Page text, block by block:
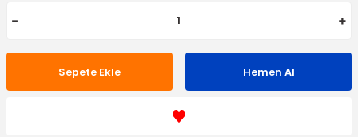
Sepete Ekle Hemen Al